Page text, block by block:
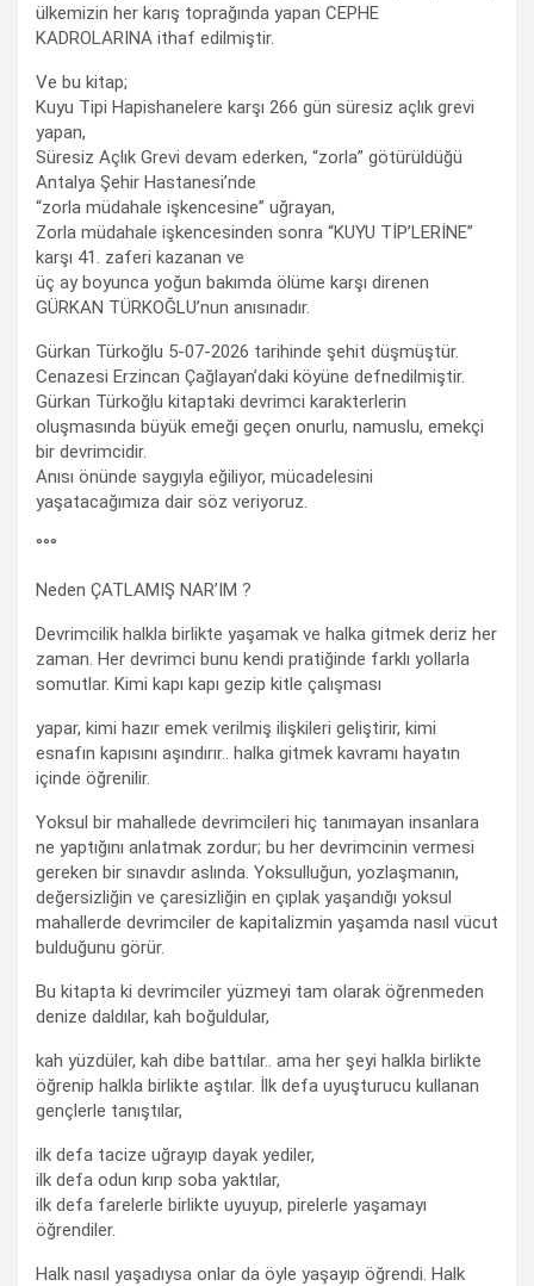
ülkemizin her karış toprağında yapan CEPHE
KADROLARINA ithaf edilmiştir.
Ve bu kitap;
Kuyu Tipi Hapishanelere karşı 266 gün süresiz açlık grevi
yapan,
Süresiz Açlık Grevi devam ederken, “zorla” götürüldüğü
Antalya Şehir Hastanesi’nde
“zorla müdahale işkencesine” uğrayan,
Zorla müdahale işkencesinden sonra “KUYU TİP’LERİNE”
karşı 41. zaferi kazanan ve
üç ay boyunca yoğun bakımda ölüme karşı direnen
GÜRKAN TÜRKOĞLU’nun anısınadır.
Gürkan Türkoğlu 5-07-2026 tarihinde şehit düşmüştür.
Cenazesi Erzincan Çağlayan’daki köyüne defnedilmiştir.
Gürkan Türkoğlu kitaptaki devrimci karakterlerin
oluşmasında büyük emeği geçen onurlu, namuslu, emekçi
bir devrimcidir.
Anısı önünde saygıyla eğiliyor, mücadelesini
yaşatacağımıza dair söz veriyoruz.
°°°
Neden ÇATLAMIŞ NAR’IM ?
Devrimcilik halkla birlikte yaşamak ve halka gitmek deriz her
zaman. Her devrimci bunu kendi pratiğinde farklı yollarla
somutlar. Kimi kapı kapı gezip kitle çalışması
yapar, kimi hazır emek verilmiş ilişkileri geliştirir, kimi
esnafın kapısını aşındırır.. halka gitmek kavramı hayatın
içinde öğrenilir.
Yoksul bir mahallede devrimcileri hiç tanımayan insanlara
ne yaptığını anlatmak zordur; bu her devrimcinin vermesi
gereken bir sınavdır aslında. Yoksulluğun, yozlaşmanın,
değersizliğin ve çaresizliğin en çıplak yaşandığı yoksul
mahallerde devrimciler de kapitalizmin yaşamda nasıl vücut
bulduğunu görür.
Bu kitapta ki devrimciler yüzmeyi tam olarak öğrenmeden
denize daldılar, kah boğuldular,
kah yüzdüler, kah dibe battılar.. ama her şeyi halkla birlikte
öğrenip halkla birlikte aştılar. İlk defa uyuşturucu kullanan
gençlerle tanıştılar,
ilk defa tacize uğrayıp dayak yediler,
ilk defa odun kırıp soba yaktılar,
ilk defa farelerle birlikte uyuyup, pirelerle yaşamayı
öğrendiler.
Halk nasıl yaşadıysa onlar da öyle yaşayıp öğrendi. Halk